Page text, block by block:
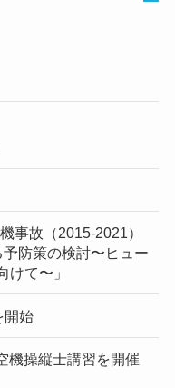
事故（2015-2021）
防策の検討〜ヒュー
て〜」
開始
機操縦士講習を開催